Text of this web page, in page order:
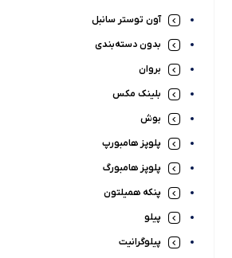
آون توستر سانبل
بدون دسته‌بندی
بروان
بلینک مکس
بوش
پلوپز هامبورپ
پلوپز هامبورگ
پنکه همیلتون
پیلو
پیلوگرانیت